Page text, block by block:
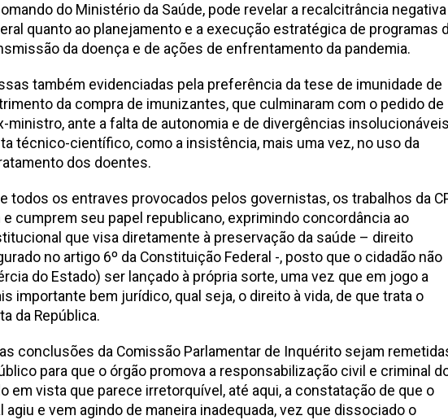
do Ministério da Saúde, pode revelar a recalcitrância negativa
quanto ao planejamento e a execução estratégica de programas
da doença e de ações de enfrentamento da pandemia.
também evidenciadas pela preferência da tese de imunidade de
da compra de imunizantes, que culminaram com o pedido de
ministro, ante a falta de autonomia e de divergências
técnico-científico, como a insistência, mais uma vez, no uso da
dos doentes.
todos os entraves provocados pelos governistas, os trabalhos da
e cumprem seu papel republicano, exprimindo concordância ao
que visa diretamente à preservação da saúde – direito
no artigo 6º da Constituição Federal -, posto que o cidadão não
do Estado) ser lançado à própria sorte, uma vez que em jogo a
importante bem jurídico, qual seja, o direito à vida, de que trata o
da República.
conclusões da Comissão Parlamentar de Inquérito sejam
para que o órgão promova a responsabilização civil e criminal
em vista que parece irretorquível, até aqui, a constatação de que o
agiu e vem agindo de maneira inadequada, vez que dissociado o